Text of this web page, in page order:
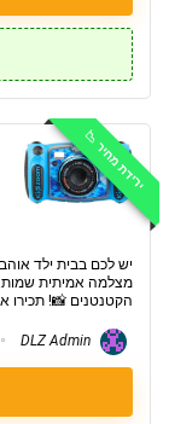
ירידת מחיר 📉
יש לכם בבית ילד אוהב
מצלמה אמיתית
הקטנטנים 📸! תכירו